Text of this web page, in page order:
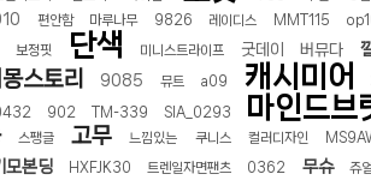
편안함 마루나무 9826 레이디스 MMT115
보정핏 단색 미니스트라이프 굿데이 버뮤다
스토리 9085 뮤트 a09 캐시미어
902 TM-339 SIA_0293 마인드브
스팽글 고무 느낌있는 쿠니스 컬러디자인
모본딩 HXFJK30 트렌일자면팬츠 0362 무슈 쥬얼